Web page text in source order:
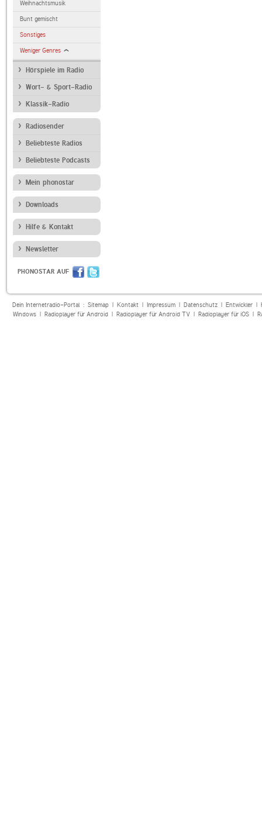
Weihnachtsmusik
Bunt gemischt
Sonstiges
Weniger Genres
Hörspiele im Radio
Wort- & Sport-Radio
Klassik-Radio
Radiosender
Beliebteste Radios
Beliebteste Podcasts
Mein phonostar
Downloads
Hilfe & Kontakt
Newsletter
PHONOSTAR AUF
Dein Internetradio-Portal : Sitemap| Kontakt| Impressum| Datenschutz| Entwickler|
Windows| Radioplayer für Android| Radioplayer für Android TV| Radioplayer für iOS|